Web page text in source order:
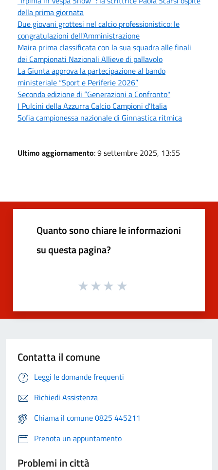
della prima giornata
Due giovani grottesi nel calcio professionistico: le
congratulazioni dell'Amministrazione
Maira prima classificata con la sua squadra alle finali
dei Campionati Nazionali Allieve di pallavolo
La Giunta approva la partecipazione al bando
ministeriale “Sport e Periferie 2026”
Seconda edizione di “Generazioni a Confronto"
I Pulcini della Azzurra Calcio Campioni d’Italia
Sofia campionessa nazionale di Ginnastica ritmica
Ultimo aggiornamento: 9 settembre 2025, 13:55
Quanto sono chiare le informazioni
su questa pagina?
Contatta il comune
Leggi le domande frequenti
Richiedi Assistenza
Chiama il comune 0825 445211
Prenota un appuntamento
Problemi in città